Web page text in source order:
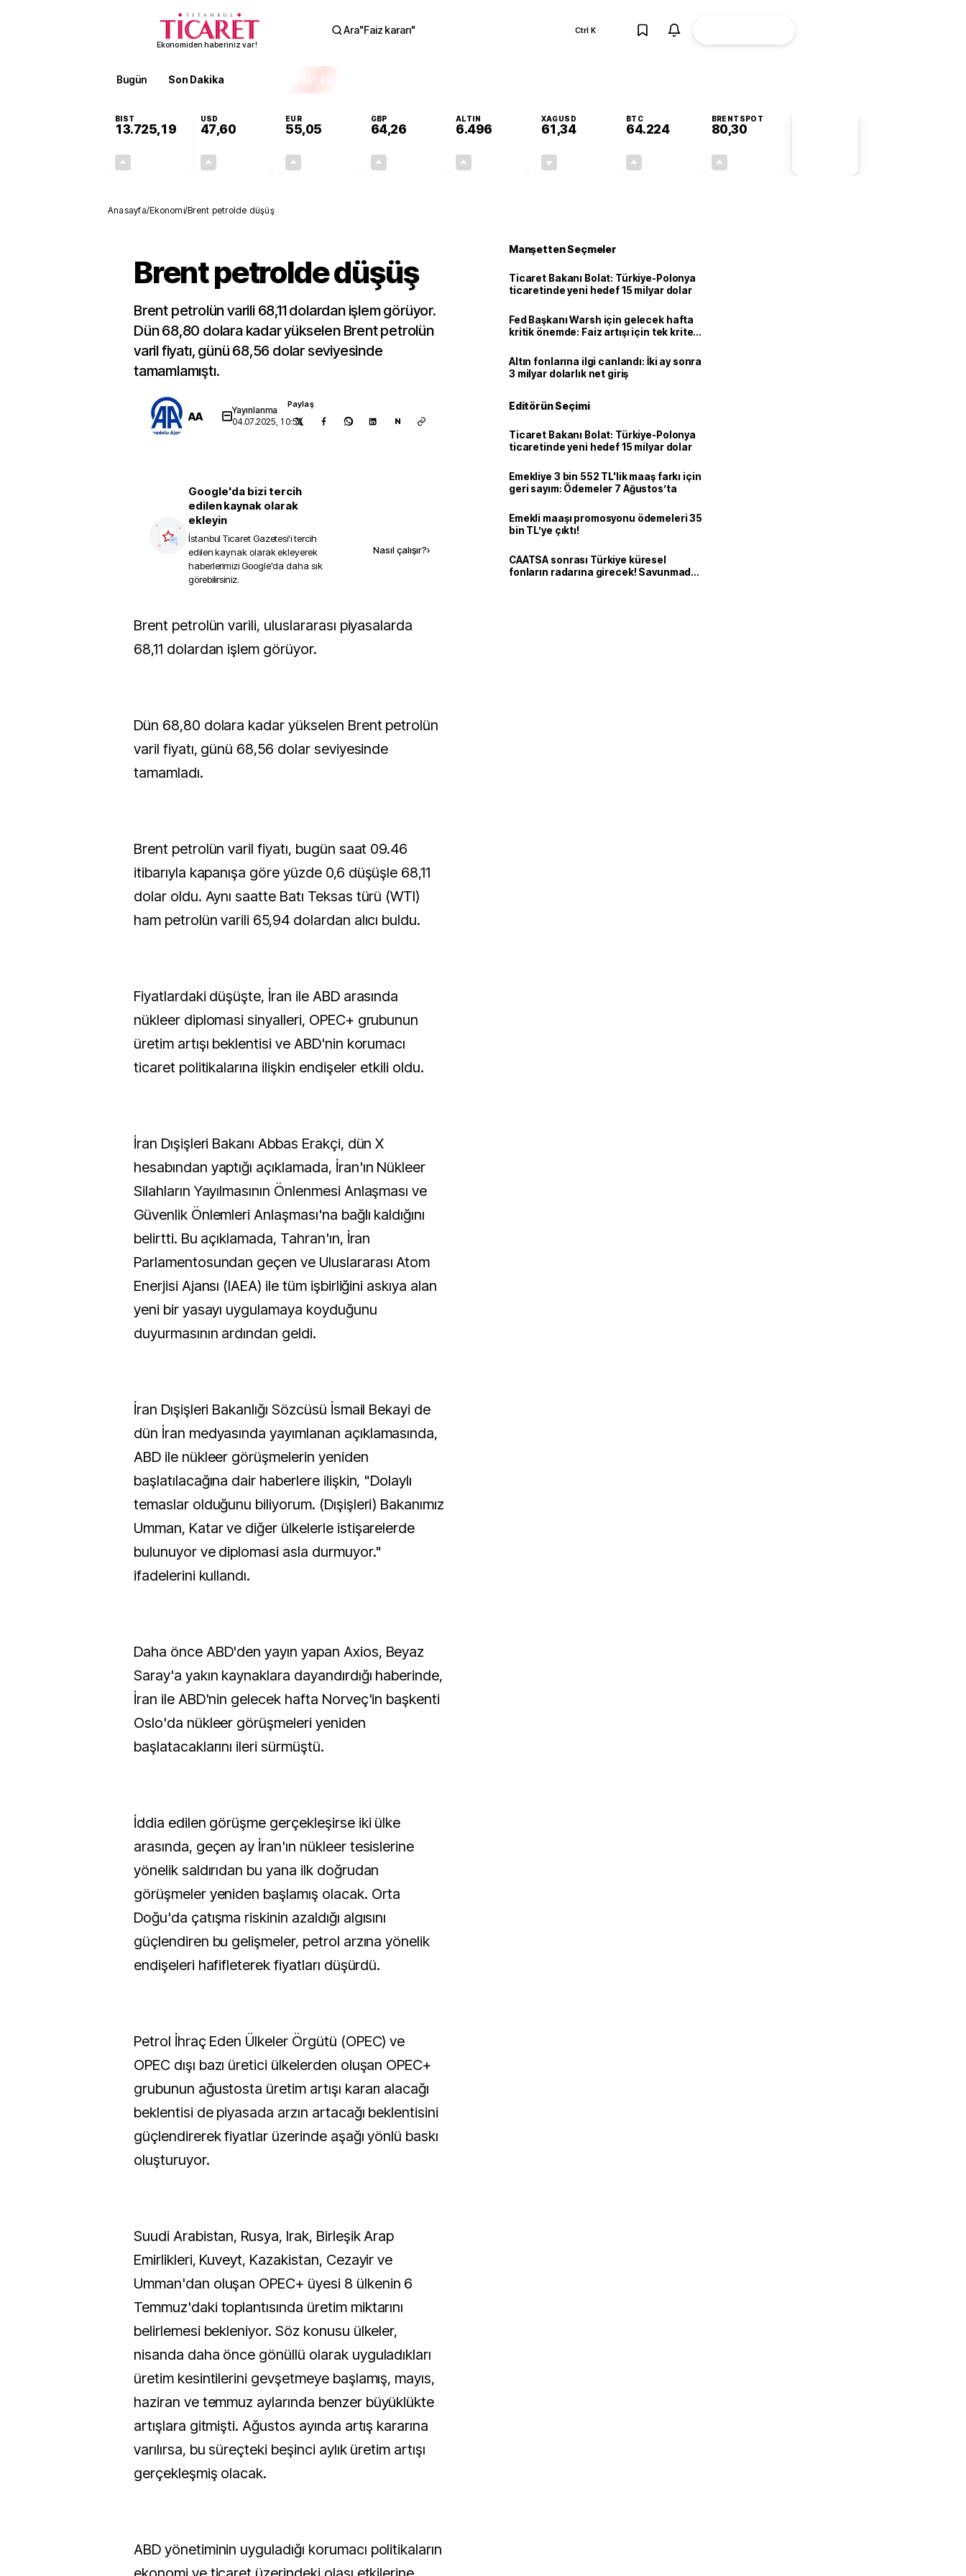
Ekonomiden haberiniz var!
Ara"Faiz kararı" Ctrl K
Bugün Son Dakika EKSTRA
BIST
13.725,19
USD
47,60
EUR
55,05
GBP
64,26
ALTIN
6.496
XAGUSD
61,34
BTC
64.224
BRENTSPOT
80,30
Anasayfa/Ekonomi/Brent petrolde düşüş
Brent petrolde düşüş
Brent petrolün varili 68,11 dolardan işlem görüyor.
Dün 68,80 dolara kadar yükselen Brent petrolün
varil fiyatı, günü 68,56 dolar seviyesinde
tamamlamıştı.
AA
Yayınlanma
04.07.2025, 10:53
Paylaş
N
Google'da bizi tercih
edilen kaynak olarak
ekleyin
İstanbul Ticaret Gazetesi'i tercih
edilen kaynak olarak ekleyerek
haberlerimizi Google'da daha sık
görebilirsiniz.
Nasıl çalışır?›
Brent petrolün varili, uluslararası piyasalarda
68,11 dolardan işlem görüyor.
Dün 68,80 dolara kadar yükselen Brent petrolün
varil fiyatı, günü 68,56 dolar seviyesinde
tamamladı.
Brent petrolün varil fiyatı, bugün saat 09.46
itibarıyla kapanışa göre yüzde 0,6 düşüşle 68,11
dolar oldu. Aynı saatte Batı Teksas türü (WTI)
ham petrolün varili 65,94 dolardan alıcı buldu.
Fiyatlardaki düşüşte, İran ile ABD arasında
nükleer diplomasi sinyalleri, OPEC+ grubunun
üretim artışı beklentisi ve ABD'nin korumacı
ticaret politikalarına ilişkin endişeler etkili oldu.
İran Dışişleri Bakanı Abbas Erakçi, dün X
hesabından yaptığı açıklamada, İran'ın Nükleer
Silahların Yayılmasının Önlenmesi Anlaşması ve
Güvenlik Önlemleri Anlaşması'na bağlı kaldığını
belirtti. Bu açıklamada, Tahran'ın, İran
Parlamentosundan geçen ve Uluslararası Atom
Enerjisi Ajansı (IAEA) ile tüm işbirliğini askıya alan
yeni bir yasayı uygulamaya koyduğunu
duyurmasının ardından geldi.
İran Dışişleri Bakanlığı Sözcüsü İsmail Bekayi de
dün İran medyasında yayımlanan açıklamasında,
ABD ile nükleer görüşmelerin yeniden
başlatılacağına dair haberlere ilişkin, "Dolaylı
temaslar olduğunu biliyorum. (Dışişleri) Bakanımız
Umman, Katar ve diğer ülkelerle istişarelerde
bulunuyor ve diplomasi asla durmuyor."
ifadelerini kullandı.
Daha önce ABD'den yayın yapan Axios, Beyaz
Saray'a yakın kaynaklara dayandırdığı haberinde,
İran ile ABD'nin gelecek hafta Norveç'in başkenti
Oslo'da nükleer görüşmeleri yeniden
başlatacaklarını ileri sürmüştü.
İddia edilen görüşme gerçekleşirse iki ülke
arasında, geçen ay İran'ın nükleer tesislerine
yönelik saldırıdan bu yana ilk doğrudan
görüşmeler yeniden başlamış olacak. Orta
Doğu'da çatışma riskinin azaldığı algısını
güçlendiren bu gelişmeler, petrol arzına yönelik
endişeleri hafifleterek fiyatları düşürdü.
Petrol İhraç Eden Ülkeler Örgütü (OPEC) ve
OPEC dışı bazı üretici ülkelerden oluşan OPEC+
grubunun ağustosta üretim artışı kararı alacağı
beklentisi de piyasada arzın artacağı beklentisini
güçlendirerek fiyatlar üzerinde aşağı yönlü baskı
oluşturuyor.
Suudi Arabistan, Rusya, Irak, Birleşik Arap
Emirlikleri, Kuveyt, Kazakistan, Cezayir ve
Umman'dan oluşan OPEC+ üyesi 8 ülkenin 6
Temmuz'daki toplantısında üretim miktarını
belirlemesi bekleniyor. Söz konusu ülkeler,
nisanda daha önce gönüllü olarak uyguladıkları
üretim kesintilerini gevşetmeye başlamış, mayıs,
haziran ve temmuz aylarında benzer büyüklükte
artışlara gitmişti. Ağustos ayında artış kararına
varılırsa, bu süreçteki beşinci aylık üretim artışı
gerçekleşmiş olacak.
ABD yönetiminin uyguladığı korumacı politikaların
Manşetten Seçmeler
Ticaret Bakanı Bolat: Türkiye-Polonya
ticaretinde yeni hedef 15 milyar dolar
Fed Başkanı Warsh için gelecek hafta
kritik önemde: Faiz artışı için tek kriter
Altın fonlarına ilgi canlandı: İki ay sonra
3 milyar dolarlık net giriş
Editörün Seçimi
Ticaret Bakanı Bolat: Türkiye-Polonya
ticaretinde yeni hedef 15 milyar dolar
Emekliye 3 bin 552 TL'lik maaş farkı için
geri sayım: Ödemeler 7 Ağustos’ta
Emekli maaşı promosyonu ödemeleri 35
bin TL’ye çıktı!
CAATSA sonrası Türkiye küresel
fonların radarına girecek! Savunmadan